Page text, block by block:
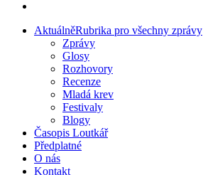
AktuálněRubrika pro všechny zprávy
Zprávy
Glosy
Rozhovory
Recenze
Mladá krev
Festivaly
Blogy
Časopis Loutkář
Předplatné
O nás
Kontakt